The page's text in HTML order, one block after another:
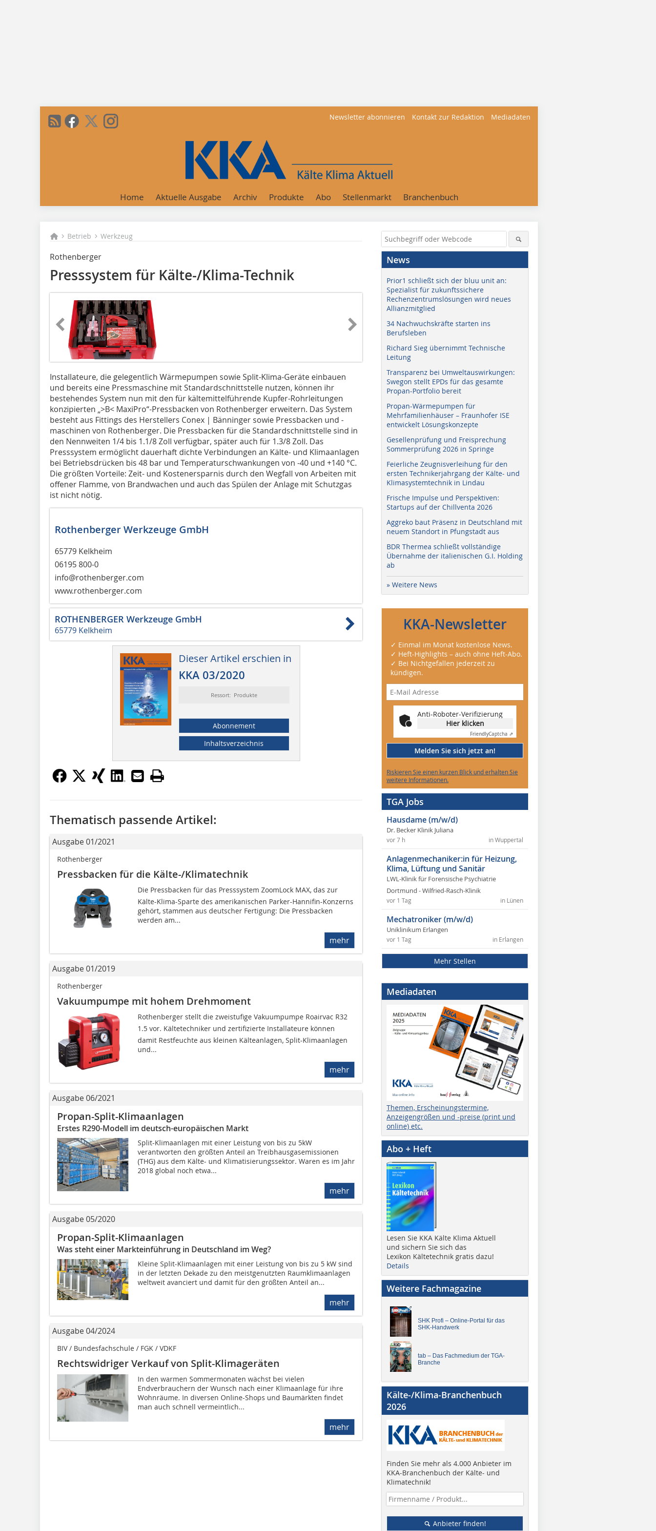
Newsletter abonnieren Kontakt zur Redaktion Mediadaten
Home Aktuelle Ausgabe Archiv Produkte Abo Stellenmarkt Branchenbuch
Betrieb Werkzeug
Rothenberger
Presssystem für Kälte-/Klima-Technik
Installateure, die gelegentlich Wärmepumpen sowie Split-Klima-Geräte einbauen
und bereits eine Pressmaschine mit Standardschnittstelle nutzen, können ihr
bestehendes System nun mit den für kältemittelführende Kupfer-Rohrleitungen
konzipierten „>B< MaxiPro“-Pressbacken von Rothenberger erweitern. Das System
besteht aus Fittings des Herstellers Conex | Bänninger sowie Pressbacken und -
maschinen von Rothenberger. Die Pressbacken für die Standardschnittstelle sind in
den Nennweiten 1/4 bis 1.1/8 Zoll verfügbar, später auch für 1.3/8 Zoll. Das
Presssystem ermöglicht dauerhaft dichte Verbindungen an Kälte- und Klimaanlagen
bei Betriebsdrücken bis 48 bar und Temperaturschwankungen von -40 und +140 °C.
Die größten Vorteile: Zeit- und Kostenersparnis durch den Wegfall von Arbeiten mit
offener Flamme, von Brandwachen und auch das Spülen der Anlage mit Schutzgas
ist nicht nötig.
Rothenberger Werkzeuge GmbH
65779 Kelkheim
06195 800-0
info@rothenberger.com
www.rothenberger.com
ROTHENBERGER Werkzeuge GmbH
65779 Kelkheim
Dieser Artikel erschien in
KKA 03/2020
Ressort: Produkte
Abonnement
Inhaltsverzeichnis
Thematisch passende Artikel:
Ausgabe 01/2021
Rothenberger
Pressbacken für die Kälte-/Klimatechnik
Die Pressbacken für das Presssystem ZoomLock MAX, das zur
Kälte-Klima-Sparte des amerikanischen Parker-Hannifin-Konzerns
gehört, stammen aus deutscher Fertigung: Die Pressbacken
werden am...
mehr
Ausgabe 01/2019
Rothenberger
Vakuumpumpe mit hohem Drehmoment
Rothenberger stellt die zweistufige Vakuumpumpe Roairvac R32
1.5 vor. Kältetechniker und zertifizierte Installateure können
damit Restfeuchte aus kleinen Kälteanlagen, Split-Klimaanlagen
und...
mehr
Ausgabe 06/2021
Propan-Split-Klimaanlagen
Erstes R290-Modell im deutsch-europäischen Markt
Split-Klimaanlagen mit einer Leistung von bis zu 5kW
verantworten den größten Anteil an Treibhausgasemissionen
(THG) aus dem Kälte- und Klimatisierungssektor. Waren es im Jahr
2018 global noch etwa...
mehr
Ausgabe 05/2020
Propan-Split-Klimaanlagen
Was steht einer Markteinführung in Deutschland im Weg?
Kleine Split-Klimaanlagen mit einer Leistung von bis zu 5 kW sind
in der letzten Dekade zu den meistgenutzten Raumklimaanlagen
weltweit avanciert und damit für den größten Anteil an...
mehr
Ausgabe 04/2024
BIV / Bundesfachschule / FGK / VDKF
Rechtswidriger Verkauf von Split-Klimageräten
In den warmen Sommermonaten wächst bei vielen
Endverbrauchern der Wunsch nach einer Klimaanlage für ihre
Wohnräume. In diversen Online-Shops und Baumärkten findet
man auch schnell vermeintlich...
mehr
News
Prior1 schließt sich der bluu unit an:
Spezialist für zukunftssichere
Rechenzentrumslösungen wird neues
Allianzmitglied
34 Nachwuchskräfte starten ins
Berufsleben
Richard Sieg übernimmt Technische
Leitung
Transparenz bei Umweltauswirkungen:
Swegon stellt EPDs für das gesamte
Propan-Portfolio bereit
Propan-Wärmepumpen für
Mehrfamilienhäuser – Fraunhofer ISE
entwickelt Lösungskonzepte
Gesellenprüfung und Freisprechung
Sommerprüfung 2026 in Springe
Feierliche Zeugnisverleihung für den
ersten Technikerjahrgang der Kälte- und
Klimasystemtechnik in Lindau
Frische Impulse und Perspektiven:
Startups auf der Chillventa 2026
Aggreko baut Präsenz in Deutschland mit
neuem Standort in Pfungstadt aus
BDR Thermea schließt vollständige
Übernahme der italienischen G.I. Holding
ab
» Weitere News
KKA-Newsletter
✓ Einmal im Monat kostenlose News.
✓ Heft-Highlights – auch ohne Heft-Abo.
✓ Bei Nichtgefallen jederzeit zu
kündigen.
Anti-Roboter-Verifizierung
Hier klicken
FriendlyCaptcha ⇗
Melden Sie sich jetzt an!
Riskieren Sie einen kurzen Blick und erhalten Sie
weitere Informationen.
TGA Jobs
Hausdame (m/w/d)
Dr. Becker Klinik Juliana
in Wuppertal
vor 7 h
Anlagenmechaniker:in für Heizung,
Klima, Lüftung und Sanitär
LWL-Klinik für Forensische Psychiatrie
Dortmund - Wilfried-Rasch-Klinik
in Lünen
vor 1 Tag
Mechatroniker (m/w/d)
Uniklinikum Erlangen
in Erlangen
vor 1 Tag
Mehr Stellen
Mediadaten
Themen, Erscheinungstermine,
Anzeigengrößen und -preise (print und
online) etc.
Abo + Heft
Lesen Sie KKA Kälte Klima Aktuell
und sichern Sie sich das
Lexikon Kältetechnik gratis dazu!
Details
Weitere Fachmagazine
SHK Profi – Online-Portal für das
SHK-Handwerk
tab – Das Fachmedium der TGA-
Branche
Kälte-/Klima-Branchenbuch
2026
Finden Sie mehr als 4.000 Anbieter im
KKA-Branchenbuch der Kälte- und
Klimatechnik!
Anbieter finden!